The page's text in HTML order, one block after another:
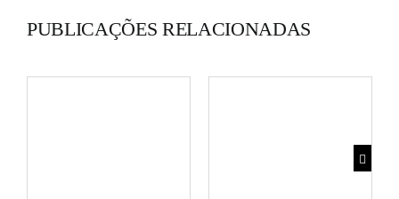
PUBLICAÇÕES RELACIONADAS